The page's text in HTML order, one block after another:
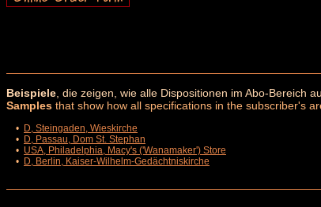
Beispiele , die zeigen, wie alle Dispositionen im Abo-Bereich
Samples that show how all specifications in the subscriber's
• D, Steingaden, Wieskirche
• D, Passau, Dom St. Stephan
• USA, Philadelphia, Macy's ('Wanamaker') Store
• D, Berlin, Kaiser-Wilhelm-Gedächtniskirche